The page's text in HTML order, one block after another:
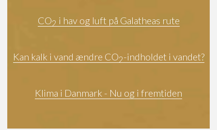
CO2 i hav og luft på Galatheas rute
Kan kalk i vand ændre CO2-indholdet i vandet?
Klima i Danmark - Nu og i fremtiden